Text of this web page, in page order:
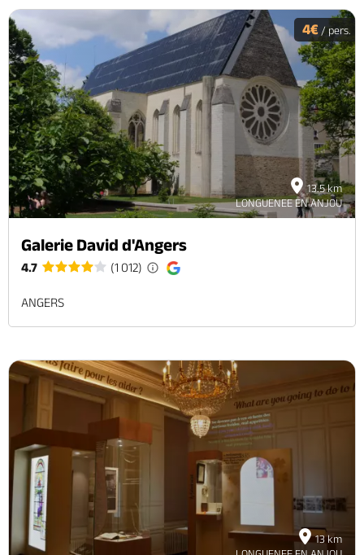
13.5 km
LONGUENEE EN ANJOU
4€ / pers.
Galerie David d'Angers
4.7 (1 012)
ANGERS
13 km